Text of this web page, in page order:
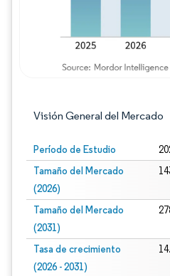
Visión General del Mercado
Período de Estudio
Tamaño del Mercado
(2026)
Tamaño del Mercado
(2031)
Tasa de crecimiento
(2026 - 2031)